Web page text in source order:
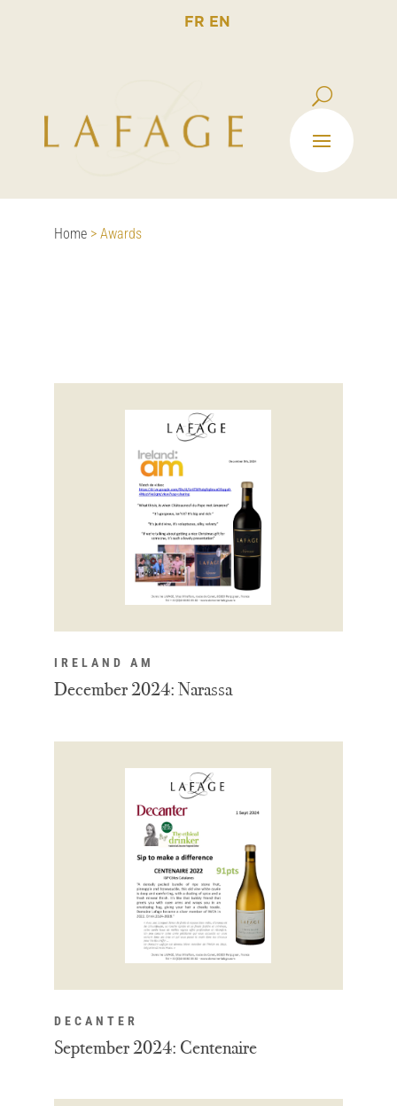
FR EN
Home> Awards
December 2024: Narassa
IRELAND AM
September 2024: Centenaire
DECANTER